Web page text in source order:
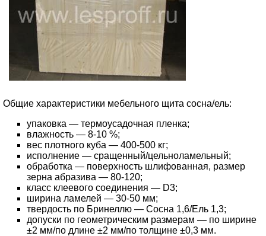
Общие характеристики мебельного щита сосна/ель:
упаковка — термоусадочная пленка;
влажность — 8-10 %;
вес плотного куба — 400-500 кг;
исполнение — сращенный/цельноламельный;
обработка — поверхность шлифованная, размер
зерна абразива — 80-120;
класс клеевого соединения — D3;
ширина ламелей — 30-50 мм;
твердость по Бринеллю — Сосна 1,6/Ель 1,3;
допуски по геометрическим размерам — по ширине
±2 мм/по длине ±2 мм/по толщине ±0,3 мм.